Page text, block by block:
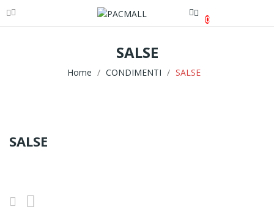
0
SALSE
Home CONDIMENTI SALSE
SALSE